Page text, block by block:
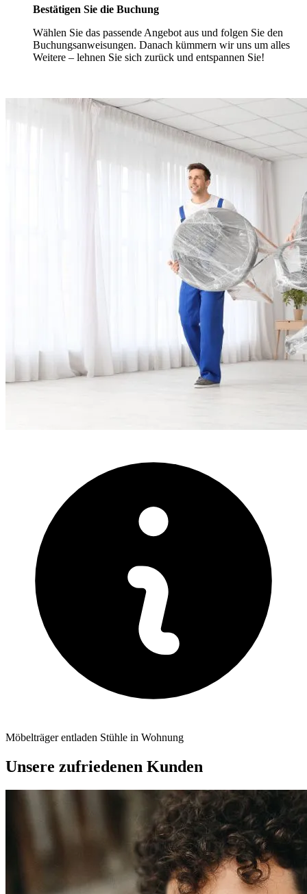
Bestätigen Sie die Buchung
Wählen Sie das passende Angebot aus und folgen Sie den
Buchungsanweisungen. Danach kümmern wir uns um alles
Weitere – lehnen Sie sich zurück und entspannen Sie!
Möbelträger entladen Stühle in Wohnung
Unsere zufriedenen Kunden